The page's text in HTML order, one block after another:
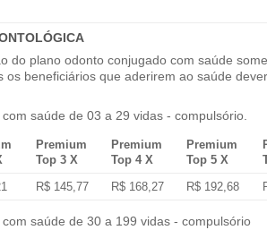
do plano odonto conjugado com saúde
os beneficiários que aderirem ao saúde
saúde de 03 a 29 vidas - compulsório.
Premium
Top 3 X
Premium
Top 4 X
Premium
Top 5 X
R$ 145,77 R$ 168,27 R$ 192,68
saúde de 30 a 199 vidas - compulsório